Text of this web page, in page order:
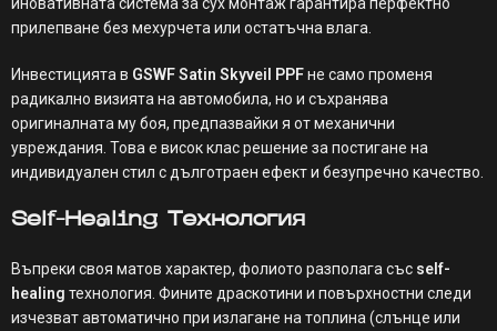
прилепване без мехурчета или остатъчна влага.
Инвестицията в GSWF Satin Skyveil PPFне само променя
радикално визията на автомобила, но и съхранява
оригиналната му боя, предпазвайки я от механични
увреждания. Това е висок клас решение за постигане на
индивидуален стил с дълготраен ефект и безупречно качество.
Self-Healing Технология
Въпреки своя матов характер, фолиото разполага със self-
healing технология. Фините драскотини и повърхностни следи
изчезват автоматично при излагане на топлина (слънце или